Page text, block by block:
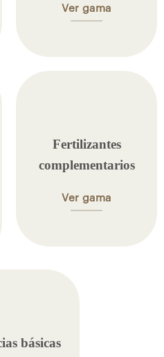
Ver gama
Fertilizantes
complementarios
Ver gama
básicas